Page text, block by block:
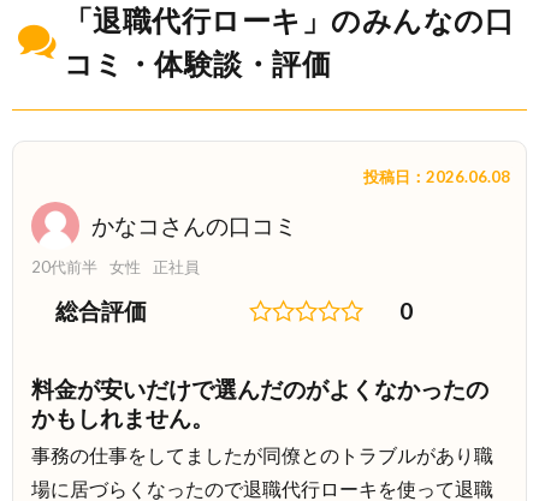
「退職代行ローキ」のみんなの口
コミ・体験談・評価
かなコさんの口コミ
投稿日：2026.06.08
20代前半 女性 正社員
総合評価 0
料金が安いだけで選んだのがよくなかったの
かもしれません。
事務の仕事をしてましたが同僚とのトラブルがあり職
場に居づらくなったので退職代行ローキを使って退職